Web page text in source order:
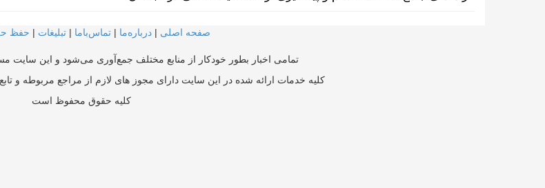
صفحه اصلی | درباره‌ما | تماس‌با‌ما | تبلیغات | حفظ
تمامی اخبار بطور خودکار از منابع مختلف جمع‌آوری می‌شود و این سایت
کلیه خدمات ارائه شده در این سایت دارای مجوز های لازم از مراجع مربوطه و
کلیه حقوق محفوظ است